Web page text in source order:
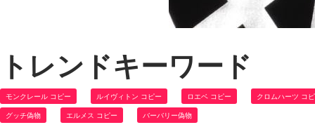
トレンドキーワード
モンクレール コピー ルイヴィトン コピー ロエベ コピー クロムハーツ コ
グッチ偽物 エルメス コピー バーバリー偽物